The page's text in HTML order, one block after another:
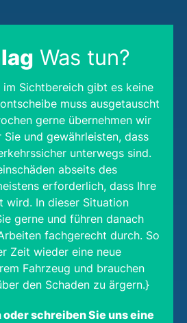
Was tun?
im Sichtbereich gibt es keine
muss ausgetauscht
gerne übernehmen wir
und gewährleisten, dass
unterwegs sind.
abseits des
erforderlich, dass Ihre
wird. In dieser Situation
gerne und führen danach
fachgerecht durch. So
Zeit wieder eine neue
Fahrzeug und brauchen
den Schaden zu ärgern.}
oder schreiben Sie uns eine